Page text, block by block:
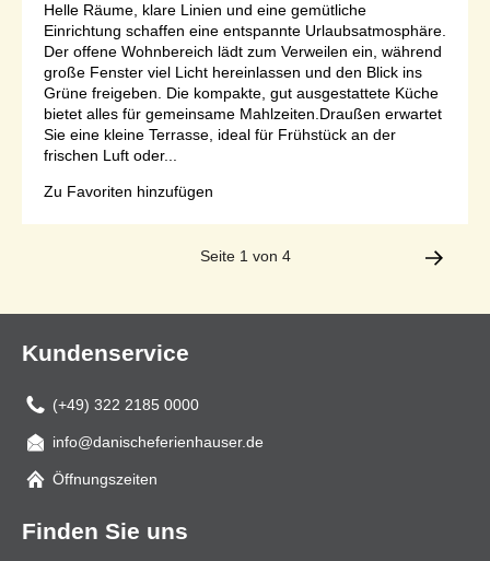
Helle Räume, klare Linien und eine gemütliche
Einrichtung schaffen eine entspannte Urlaubsatmosphäre.
Der offene Wohnbereich lädt zum Verweilen ein, während
große Fenster viel Licht hereinlassen und den Blick ins
Grüne freigeben. Die kompakte, gut ausgestattete Küche
bietet alles für gemeinsame Mahlzeiten.Draußen erwartet
Sie eine kleine Terrasse, ideal für Frühstück an der
frischen Luft oder...
Zu Favoriten hinzufügen
Seite 1 von 4
Kundenservice
(+49) 322 2185 0000
Mail
info@danischeferienhauser.de
Öffnungszeiten
Finden Sie uns